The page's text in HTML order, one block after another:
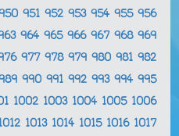
951 952 953 954 955 956
964 965 966 967 968 969
977 978 979 980 981 982
990 991 992 993 994 995
1002 1003 1004 1005 1006
1013 1014 1015 1016 1017